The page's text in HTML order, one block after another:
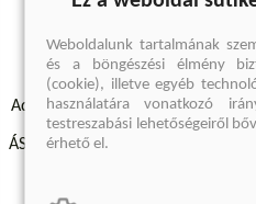
Adatvédelmi szabályzatok
ÁSZF - Vásárlási feltételek
Weboldalunk tartalmának
és a böngészési élmény
(cookie), illetve egyéb
használatára vonatkozó
testreszabási lehetőségeiről
érhető el.